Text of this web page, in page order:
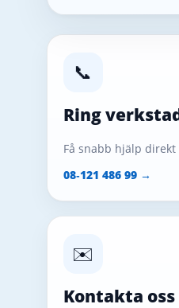
📞
Ring
Få snabb hjälp
08‑121 486 99 →
✉️
Kontakta oss